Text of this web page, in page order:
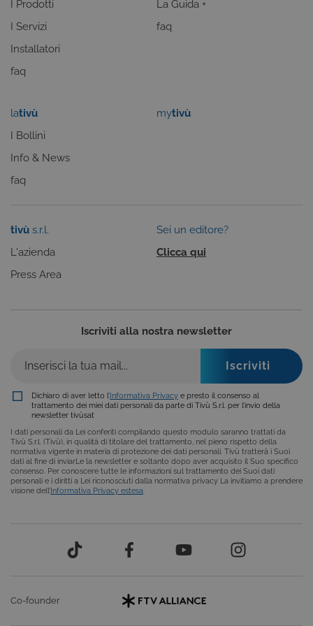
I Prodotti
I Servizi
Installatori
faq
La Guida +
faq
lativù
I Bollini
Info & News
faq
mytivù
tivù s.r.l.
L'azienda
Press Area
Sei un editore?
Clicca qui
Iscriviti alla nostra newsletter
Dichiaro di aver letto l’Informativa Privacy e presto il consenso al
trattamento dei miei dati personali da parte di Tivù S.r.l. per l’invio della
newsletter tivùsat
I dati personali da Lei conferiti compilando questo modulo saranno trattati da
Tivù S.r.l. (Tivù), in qualità di titolare del trattamento, nel pieno rispetto della
normativa vigente in materia di protezione dei dati personali. Tivù tratterà i Suoi
dati al fine di inviarLe la newsletter e soltanto dopo aver acquisito il Suo specifico
consenso. Per conoscere tutte le informazioni sul trattamento dei Suoi dati
personali e i diritti a Lei riconosciuti dalla normativa privacy La invitiamo a prendere
visione dell’Informativa Privacy estesa
Co-founder
ASP.NET_SessionId
Microsoft
dgtvi.tivu.tv
Sessione
Cookie di
utilizzato da
siti scritti
tecnologie
basate su
Solitamente
mantenere
una sessione
utente
dal server.